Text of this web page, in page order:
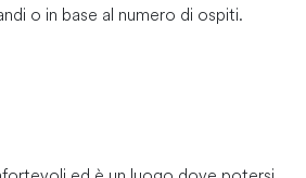
o in base al numero di ospiti.